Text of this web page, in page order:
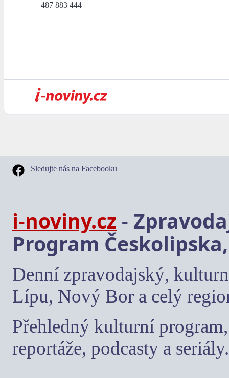
487 883 444
Sledujte nás na Facebooku
i-noviny.cz -
Program
Denní zpravodajský,
Lípu, Nový Bor a celý
Přehledný kulturní
reportáže, podcasty a seriály.